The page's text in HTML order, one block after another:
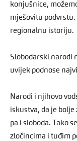
konjušnice,
mješovitu
regionalnu istoriju.
Slobodarski narodi
uvijek podnose
Narodi i njihovo
iskustva, da je
pa i sloboda. Tako
zločincima i tuđim